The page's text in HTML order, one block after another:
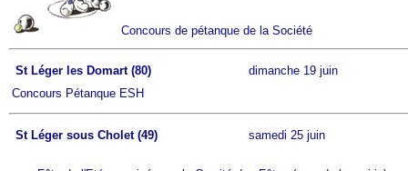
Concours de pétanque de la Société
St Léger les Domart (80)
dimanche 19 juin
Concours Pétanque ESH
St Léger sous Cholet (49) samedi 25 juin